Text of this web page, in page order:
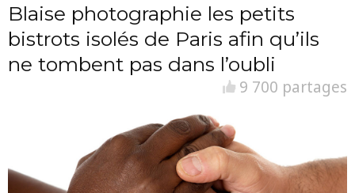
Blaise photographie les petits
bistrots isolés de Paris afin qu’ils
ne tombent pas dans l’oubli
9 700 partages